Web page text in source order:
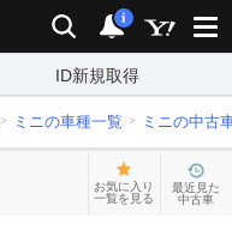
検索 通知
i
ID新規取得
ミニの車種一覧 ミニの中古
お気に入り
一覧を見る
最近見た
中古車